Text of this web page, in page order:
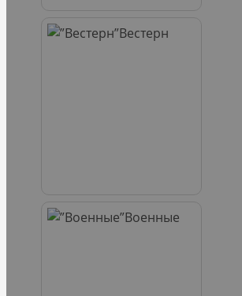
Вестерн
Военные